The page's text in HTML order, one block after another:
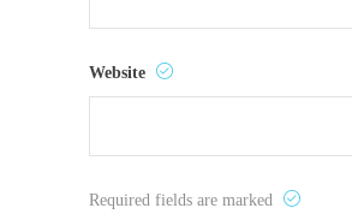
Website
Required fields are marked